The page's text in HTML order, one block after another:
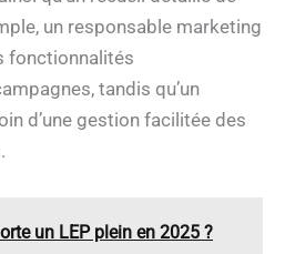
un responsable marketing
fonctionnalités
tandis qu’un
d’une gestion facilitée des
un LEP plein en 2025 ?